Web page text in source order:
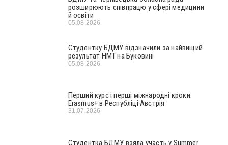
розширюють співпрацю у сфері медицини
й освіти
05.08.2026
Студентку БДМУ відзначили за найвищий
результат НМТ на Буковині
05.08.2026
Перший курс і перші міжнародні кроки:
Erasmus+ в Республіці Австрія
31.07.2026
Студентка БДМУ взяла участь у Summer